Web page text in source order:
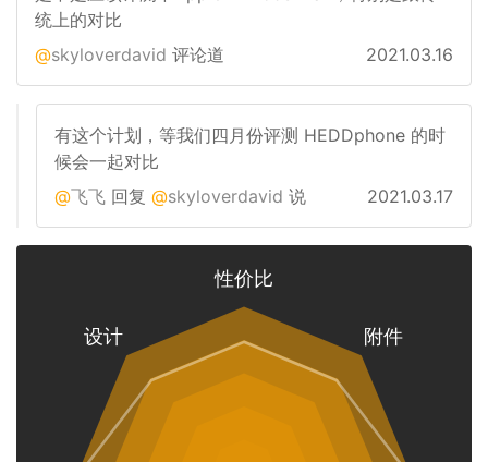
统上的对比
skyloverdavid 评论道 2021.03.16
有这个计划，等我们四月份评测 HEDDphone 的时
候会一起对比
飞飞 回复 skyloverdavid 说 2021.03.17
性价比
附件
设计